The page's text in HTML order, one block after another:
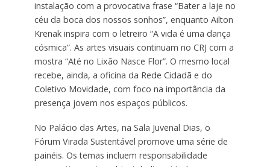
instalação com a provocativa frase “Bater a laje no
céu da boca dos nossos sonhos”, enquanto Ailton
Krenak inspira com o letreiro “A vida é uma dança
cósmica”. As artes visuais continuam no CRJ com a
mostra “Até no Lixão Nasce Flor”. O mesmo local
recebe, ainda, a oficina da Rede Cidadã e do
Coletivo Movidade, com foco na importância da
presença jovem nos espaços públicos.
No Palácio das Artes, na Sala Juvenal Dias, o
Fórum Virada Sustentável promove uma série de
painéis. Os temas incluem responsabilidade